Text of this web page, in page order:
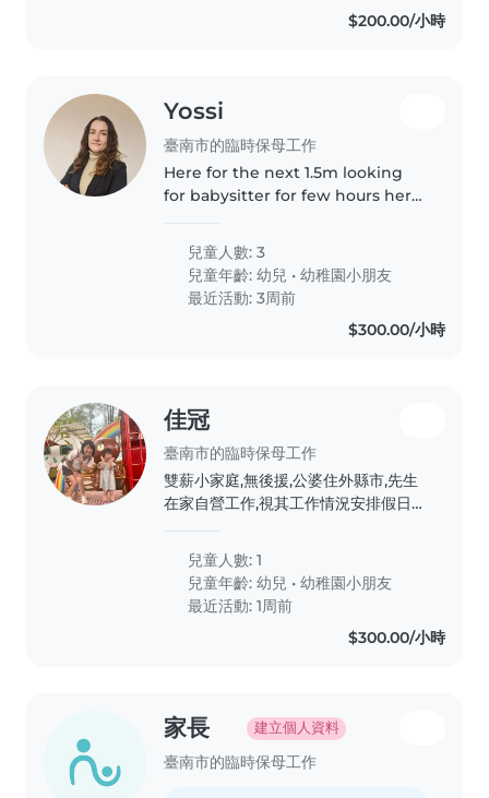
$200.00/小時
Yossi
臺南市的臨時保母工作
Here for the next 1.5m looking
for babysitter for few hours here
兒童人數: 3
兒童年齡:幼兒 •幼稚園小朋友
最近活動: 3周前
$300.00/小時
佳冠
臺南市的臨時保母工作
雙薪小家庭,無後援,公婆住外縣市,先生
在家自營工作,視其工作情況安排假日回
歲,目前幼幼班,無奈年紀越大假日在家
越需要陪玩,可是媽媽長時間下來還要做
家務,身心不堪負荷需要喘息,需要臨時
保母或陪玩保母,一個月幾次的假日時間
到府陪伴小孩。家中有玩具、故事書,偶
兒童人數: 1
兒童年齡:幼兒 •幼稚園小朋友
最近活動: 1周前
$300.00/小時
家長 建立個人資料
臺南市的臨時保母工作